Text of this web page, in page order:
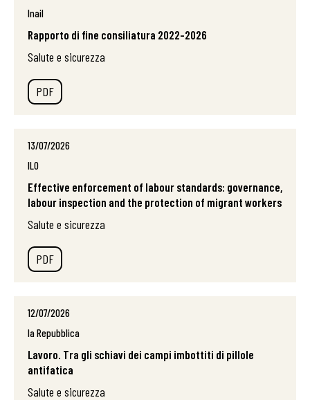
Inail
Rapporto di fine consiliatura 2022-2026
Salute e sicurezza
PDF
13/07/2026
ILO
Effective enforcement of labour standards: governance,
labour inspection and the protection of migrant workers
Salute e sicurezza
PDF
12/07/2026
la Repubblica
Lavoro. Tra gli schiavi dei campi imbottiti di pillole
antifatica
Salute e sicurezza